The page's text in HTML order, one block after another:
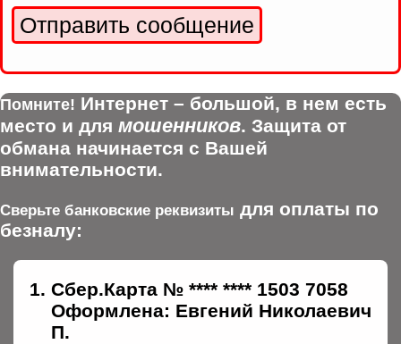
Помните! Интернет – большой, в нем есть
место и для мошенников. Защита от
обмана начинается с Вашей
внимательности.
Сверьте банковские реквизиты для оплаты по
безналу:
Сбер.Карта № **** **** 1503 7058
Оформлена: Евгений Николаевич
П.